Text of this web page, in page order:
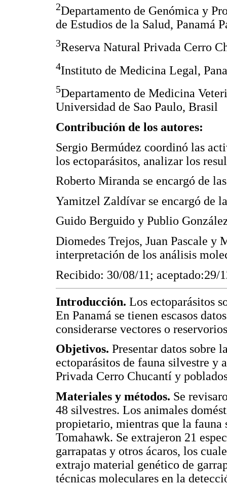
2Departamento de Genómica y
de Estudios de la Salud, Panamá
3Reserva Natural Privada Cerro
4Instituto de Medicina Legal,
5Departamento de Medicina
Universidad de Sao Paulo, Brasil
Contribución de los autores:
Sergio Bermúdez coordinó las
los ectoparásitos, analizar los
Roberto Miranda se encargó de
Yamitzel Zaldívar se encargó de
Guido Berguido y Publio
Diomedes Trejos, Juan Pascale
interpretación de los análisis
Recibido: 30/08/11; aceptado:29/
Introducción. Los ectoparásitos
En Panamá se tienen escasos
considerarse vectores o
Objetivos. Presentar datos sobre
ectoparásitos de fauna silvestre y
Privada Cerro Chucantí y
Materiales y métodos. Se
48 silvestres. Los animales
propietario, mientras que la fauna
Tomahawk. Se extrajeron 21
garrapatas y otros ácaros, los
extrajo material genético de
técnicas moleculares en la